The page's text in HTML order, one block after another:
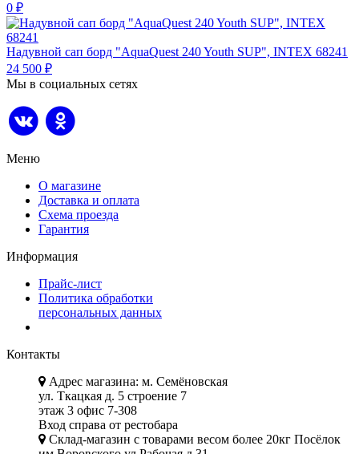
0 ₽
Надувной сап борд "AquaQuest 240 Youth SUP", INTEX 68241
24 500 ₽
Мы в социальных сетях
Меню
О магазине
Доставка и оплата
Схема проезда
Гарантия
Информация
Прайс-лист
Политика обработки
персональных данных
Контакты
Адрес магазина: м. Семёновская
ул. Ткацкая д. 5 строение 7
этаж 3 офис 7-308
Вход справа от рестобара
Склад-магазин с товарами весом более 20кг Посёлок